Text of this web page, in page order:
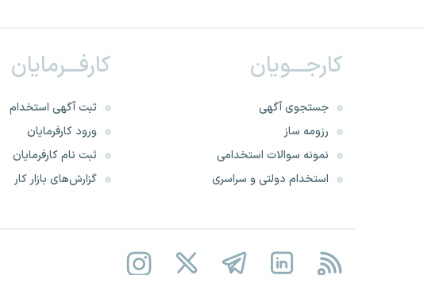
کارجـــویان
جستجوی آگهی
رزومه ساز
نمونه سوالات استخدامی
استخدام دولتی و سراسری
کارفـــرمایان
ثبت آگهی استخدام
ورود کارفرمایان
ثبت نام کارفرمایان
گزارش‌های بازار کار